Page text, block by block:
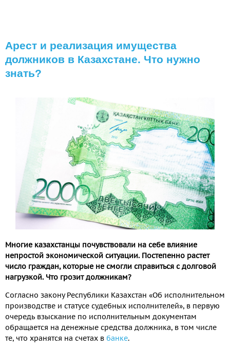
Арест и реализация имущества
должников в Казахстане. Что нужно
знать?
Многие казахстанцы почувствовали на себе влияние
непростой экономической ситуации. Постепенно растет
число граждан, которые не смогли справиться с долговой
нагрузкой. Что грозит должникам?
Согласно закону Республики Казахстан «Об исполнительном
производстве и статусе судебных исполнителей», в первую
очередь взыскание по исполнительным документам
обращается на денежные средства должника, в том числе
те, что хранятся на счетах в банке.